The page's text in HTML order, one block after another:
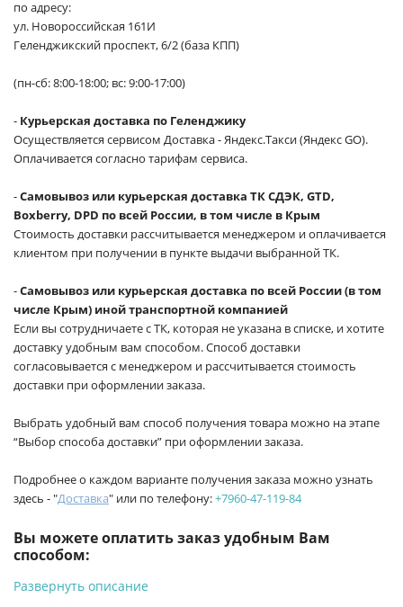
по адресу:
ул. Новороссийская 161И
Геленджикский проспект, 6/2 (база КПП)
(пн-сб: 8:00-18:00; вс: 9:00-17:00)
- Курьерская доставка по Геленджику
Осуществляется сервисом Доставка - Яндекс.Такси (Яндекс GO).
Оплачивается согласно тарифам сервиса.
-Самовывоз или курьерская доставка ТК СДЭК, GTD,
Boxberry, DPD по всей России, в том числе в Крым
Стоимость доставки рассчитывается менеджером и оплачивается
клиентом при получении в пункте выдачи выбранной ТК.
-Самовывоз или курьерская доставка по всей России (в том
числе Крым) иной транспортной компанией
Если вы сотрудничаете с ТК, которая не указана в списке, и хотите
доставку удобным вам способом. Способ доставки
согласовывается с менеджером и рассчитывается стоимость
доставки при оформлении заказа.
Выбрать удобный вам способ получения товара можно на этапе
“Выбор способа доставки” при оформлении заказа.
Подробнее о каждом варианте получения заказа можно узнать
здесь - "Доставка" или по телефону:+7960-47-119-84
Вы можете оплатить заказ удобным Вам
способом:
-Банковской картой на сайте ProffЭлектро. Данный вид
Развернуть описание